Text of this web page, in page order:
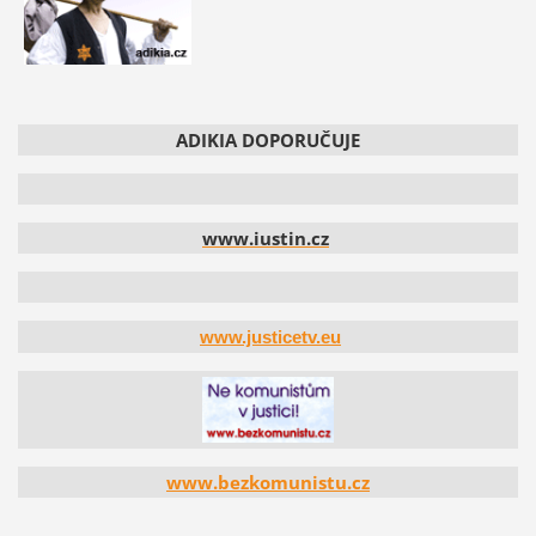
ADIKIA DOPORUČUJE
www.iustin.cz
www.justicetv.eu
www.bezkomunistu.cz